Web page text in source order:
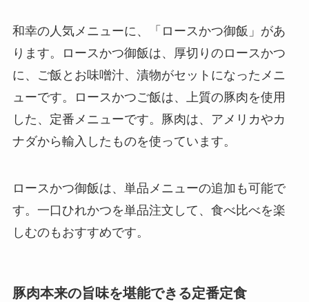
和幸の人気メニューに、「ロースかつ御飯」があ
ります。ロースかつ御飯は、厚切りのロースかつ
に、ご飯とお味噌汁、漬物がセットになったメニ
ューです。ロースかつご飯は、上質の豚肉を使用
した、定番メニューです。豚肉は、アメリカやカ
ナダから輸入したものを使っています。
ロースかつ御飯は、単品メニューの追加も可能で
す。一口ひれかつを単品注文して、食べ比べを楽
しむのもおすすめです。
豚肉本来の旨味を堪能できる定番定食